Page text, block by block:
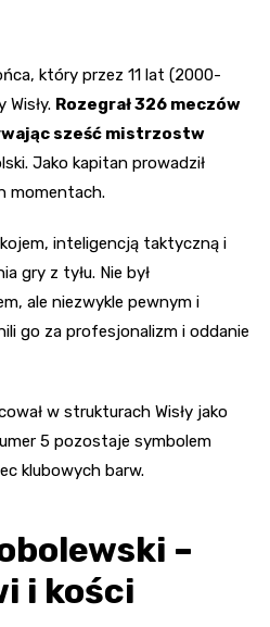
który przez 11 lat (2000-
Wisły. Rozegrał 326 meczów
sześć mistrzostw
Jako kapitan prowadził
momentach.
inteligencją taktyczną i
gry z tyłu. Nie był
ale niezwykle pewnym i
go za profesjonalizm i oddanie
w strukturach Wisły jako
5 pozostaje symbolem
klubowych barw.
–
i kości